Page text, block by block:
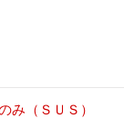
み（ＳＵＳ）